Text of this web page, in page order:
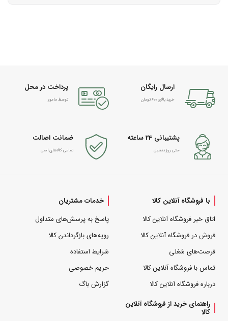
ارسال رایگان
خرید بالای 600 تومان
پرداخت در محل
توسط مامور
پشتیبانی 24 ساعته
حتی روز تعطیل
ضمانت اصالت
تمامی کالاهای اصل
با فروشگاه آنلاین کالا
اتاق خبر فروشگاه آنلاین کالا
فروش در فروشگاه آنلاین کالا
فرصت‌های شغلی
تماس با فروشگاه آنلاین کالا
درباره فروشگاه آنلاین کالا
خدمات مشتریان
پاسخ به پرسش‌های متداول
رویه‌های بازگرداندن کالا
شرایط استفاده
حریم خصوصی
گزارش باگ
راهنمای خرید از فروشگاه آنلاین
کالا